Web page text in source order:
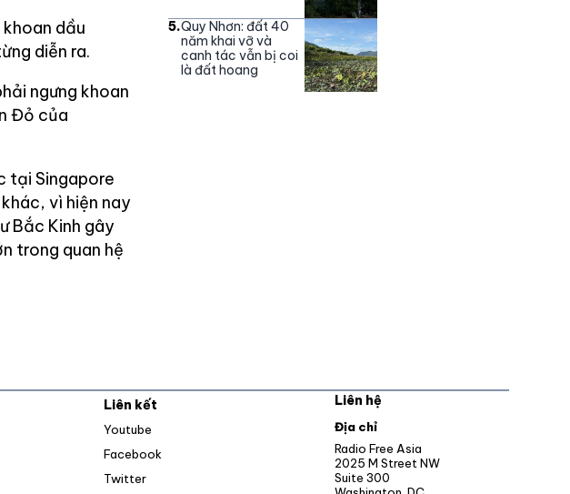
dầu
diễn ra.
ngưng khoan
Đỏ của
tại Singapore
vì hiện nay
Bắc Kinh gây
trong quan hệ
5.Quy Nhơn: đất 40
năm khai vỡ và
canh tác vẫn bị coi
là đất hoang
Liên kết
Youtube
Facebook
Twitter
Liên hệ
Địa chỉ
Radio Free Asia
2025 M Street NW
Suite 300